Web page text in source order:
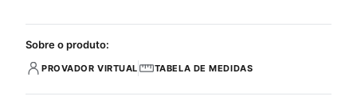
Sobre o produto:
PROVADOR VIRTUAL TABELA DE MEDIDAS